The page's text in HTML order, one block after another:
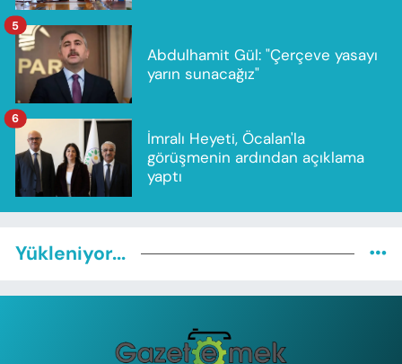
Abdulhamit Gül: "Çerçeve yasayı
yarın sunacağız"
5
İmralı Heyeti, Öcalan'la
görüşmenin ardından açıklama
yaptı
6
Yükleniyor...